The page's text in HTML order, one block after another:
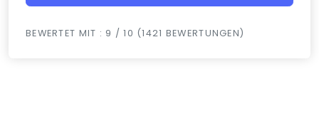
BEWERTET MIT : 9 / 10 (1421 BEWERTUNGEN)